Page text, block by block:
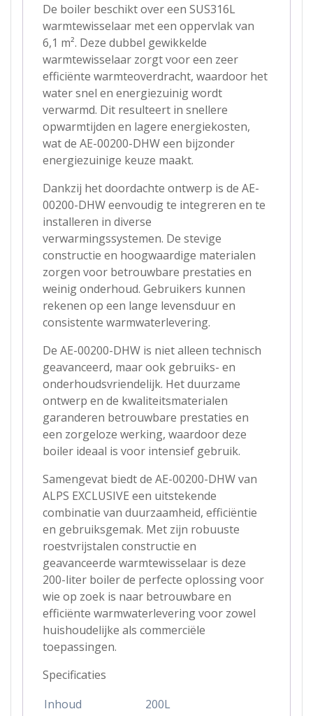
De boiler beschikt over een SUS316L
warmtewisselaar met een oppervlak van
6,1 m². Deze dubbel gewikkelde
warmtewisselaar zorgt voor een zeer
efficiënte warmteoverdracht, waardoor het
water snel en energiezuinig wordt
verwarmd. Dit resulteert in snellere
opwarmtijden en lagere energiekosten,
wat de AE-00200-DHW een bijzonder
energiezuinige keuze maakt.
Dankzij het doordachte ontwerp is de AE-
00200-DHW eenvoudig te integreren en te
installeren in diverse
verwarmingssystemen. De stevige
constructie en hoogwaardige materialen
zorgen voor betrouwbare prestaties en
weinig onderhoud. Gebruikers kunnen
rekenen op een lange levensduur en
consistente warmwaterlevering.
De AE-00200-DHW is niet alleen technisch
geavanceerd, maar ook gebruiks- en
onderhoudsvriendelijk. Het duurzame
ontwerp en de kwaliteitsmaterialen
garanderen betrouwbare prestaties en
een zorgeloze werking, waardoor deze
boiler ideaal is voor intensief gebruik.
Samengevat biedt de AE-00200-DHW van
ALPS EXCLUSIVE een uitstekende
combinatie van duurzaamheid, efficiëntie
en gebruiksgemak. Met zijn robuuste
roestvrijstalen constructie en
geavanceerde warmtewisselaar is deze
200-liter boiler de perfecte oplossing voor
wie op zoek is naar betrouwbare en
efficiënte warmwaterlevering voor zowel
huishoudelijke als commerciële
toepassingen.
Specificaties
Inhoud
200L